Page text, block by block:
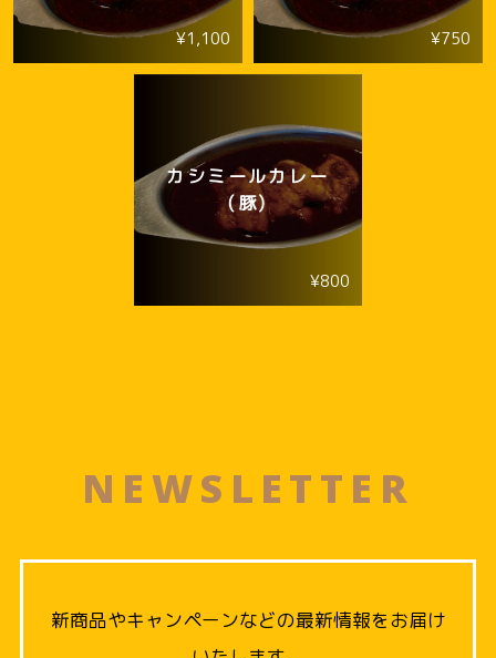
¥1,100 ¥750
カシミールカレー
(豚)
¥800
NEWSLETTER
新商品やキャンペーンなどの最新情報をお届け